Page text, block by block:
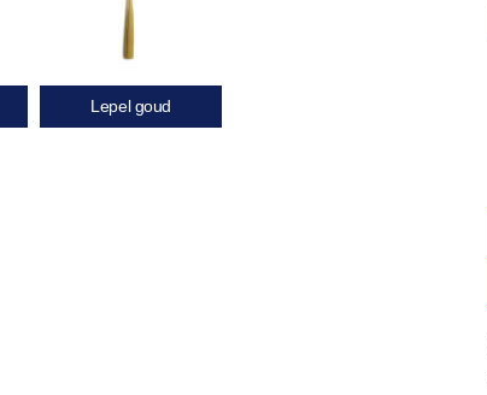
Lepel goud